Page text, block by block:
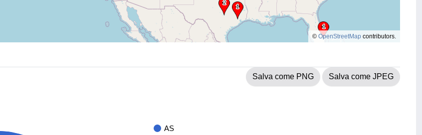
© OpenStreetMap contributors.
Salva come PNG Salva come JPEG
AS